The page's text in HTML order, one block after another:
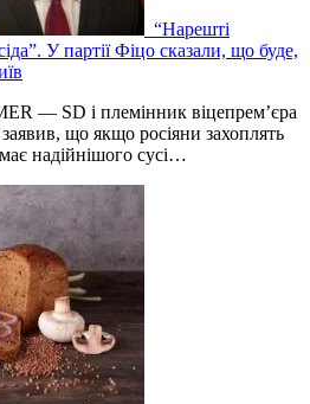
“Нарешті
У партії Фіцо сказали, що буде,
— SD і племінник віцепрем’єра
що якщо росіяни захоплять
надійнішого сусі…